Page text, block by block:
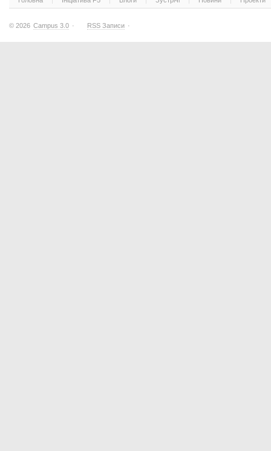
© 2026 Campus 3.0 · RSS Записи ·